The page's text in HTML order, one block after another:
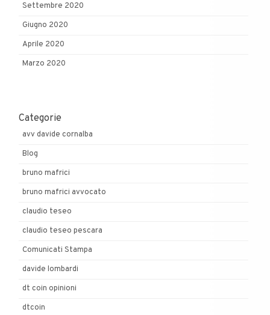
Settembre 2020
Giugno 2020
Aprile 2020
Marzo 2020
Categorie
avv davide cornalba
Blog
bruno mafrici
bruno mafrici avvocato
claudio teseo
claudio teseo pescara
Comunicati Stampa
davide lombardi
dt coin opinioni
dtcoin